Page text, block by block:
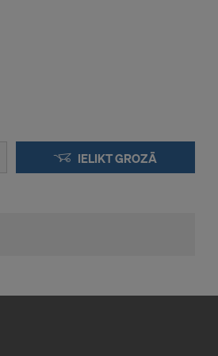
IELIKT GROZĀ
atbilstošu
rīcību.
​​īpaši ir IP